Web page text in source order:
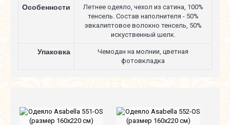
Особенности
Летнее одеяло, чехол из сатина, 100%
тенсель. Состав наполнителя - 50%
эвкалиптовое волокно тенсель, 50%
искуственный шелк.
Упаковка
Чемодан на молнии, цветная
фотовкладка